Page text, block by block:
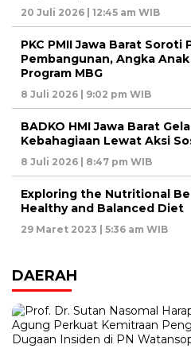
20 Juli 2026 | 12:45 am WIB
PKC PMII Jawa Barat Soroti
Pembangunan, Angka
Program MBG
8 Juli 2026 | 9:02 pm WIB
BADKO HMI Jawa Barat
Kebahagiaan Lewat Aksi
8 Juli 2026 | 8:47 pm WIB
Exploring the Nutritional
Healthy and Balanced Diet
29 Maret 2023 | 5:36 am WIB
DAERAH